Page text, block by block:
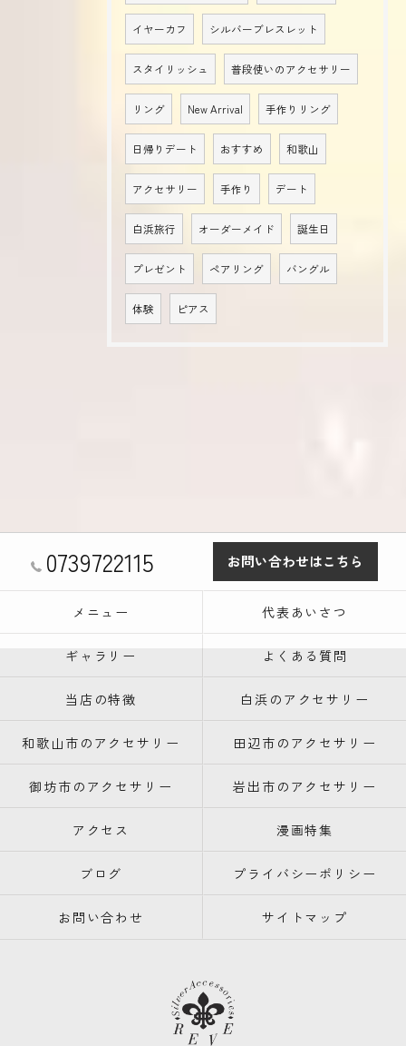
イヤーカフ シルバーブレスレット
スタイリッシュ 普段使いのアクセサリー
リング New Arrival 手作りリング
日帰りデート おすすめ 和歌山
アクセサリー 手作り デート
白浜旅行 オーダーメイド 誕生日
プレゼント ペアリング バングル
体験 ピアス
0739722115 お問い合わせはこちら
メニュー 代表あいさつ
ギャラリー よくある質問
当店の特徴 白浜のアクセサリー
和歌山市のアクセサリー 田辺市のアクセサリー
御坊市のアクセサリー 岩出市のアクセサリー
アクセス 漫画特集
ブログ プライバシーポリシー
お問い合わせ サイトマップ